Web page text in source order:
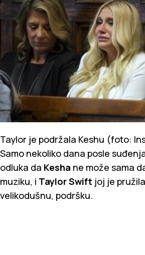
Taylor je podržala Keshu (foto:
Samo nekoliko dana posle
odluka da Kesha ne može sama
muziku, i Taylor Swift joj je
velikodušnu, podršku.